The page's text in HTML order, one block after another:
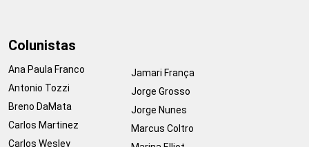
Colunistas
Ana Paula Franco
Antonio Tozzi
Breno DaMata
Carlos Martinez
Carlos Wesley
Jamari França
Jorge Grosso
Jorge Nunes
Marcus Coltro